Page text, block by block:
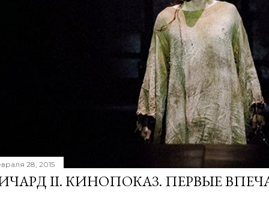
28, 2015
II. КИНОПОКАЗ. ПЕРВЫЕ